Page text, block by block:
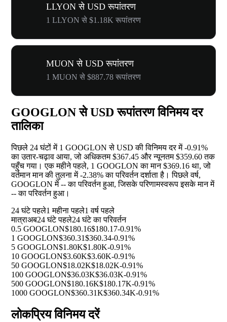
LLYON से USD रूपांतरण
1 LLYON से $1.18K रूपांतरण
MUON से USD रूपांतरण
1 MUON से $887.78 रूपांतरण
GOOGLON से USD रूपांतरण विनिमय दर
तालिका
पिछले 24 घंटों में 1 GOOGLON से USD की विनिमय दर में-0.91%
का उतार-चढ़ाव आया, जो अधिकतम $367.45 और न्यूनतम $359.60 तक
पहुँच गया। एक महीने पहले, 1 GOOGLON का मान $369.16 था, जो
वर्तमान मान की तुलना में-2.38%का परिवर्तन दर्शाता है। पिछले वर्ष,
GOOGLON में--का परिवर्तन हुआ, जिसके परिणामस्वरूप इसके मान में
--का परिवर्तन हुआ।
24 घंटे पहले1 महीना पहले1 वर्ष पहले
मात्राअब24 घंटे पहले24 घंटे का परिवर्तन
0.5 GOOGLON$180.16$180.17-0.91%
1 GOOGLON$360.31$360.34-0.91%
5 GOOGLON$1.80K$1.80K-0.91%
10 GOOGLON$3.60K$3.60K-0.91%
50 GOOGLON$18.02K$18.02K-0.91%
100 GOOGLON$36.03K$36.03K-0.91%
500 GOOGLON$180.16K$180.17K-0.91%
1000 GOOGLON$360.31K$360.34K-0.91%
लोकप्रिय विनिमय दरें